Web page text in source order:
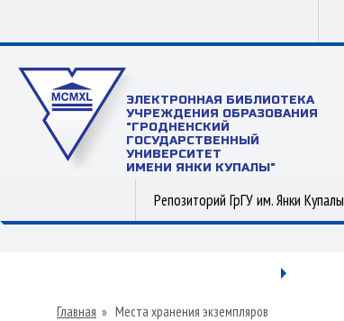
ЭЛЕКТРОННАЯ БИБЛИОТЕКА
УЧРЕЖДЕНИЯ ОБРАЗОВАНИЯ
"ГРОДНЕНСКИЙ
ГОСУДАРСТВЕННЫЙ
УНИВЕРСИТЕТ
ИМЕНИ ЯНКИ КУПАЛЫ"
Репозиторий ГрГУ им. Янки Купалы
Главная » Места хранения экземпляров